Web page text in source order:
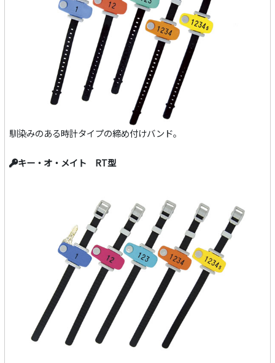
馴染みのある時計タイプの締め付けバンド。
キー・オ・メイト RT型